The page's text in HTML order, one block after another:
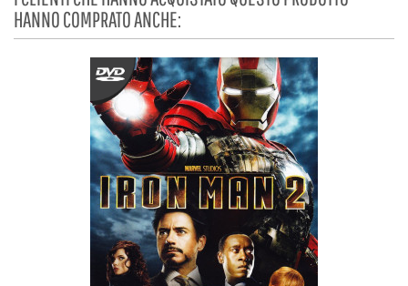
HANNO COMPRATO ANCHE: